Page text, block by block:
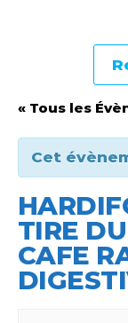
« Tous les
Cet
TIRE
CAFE